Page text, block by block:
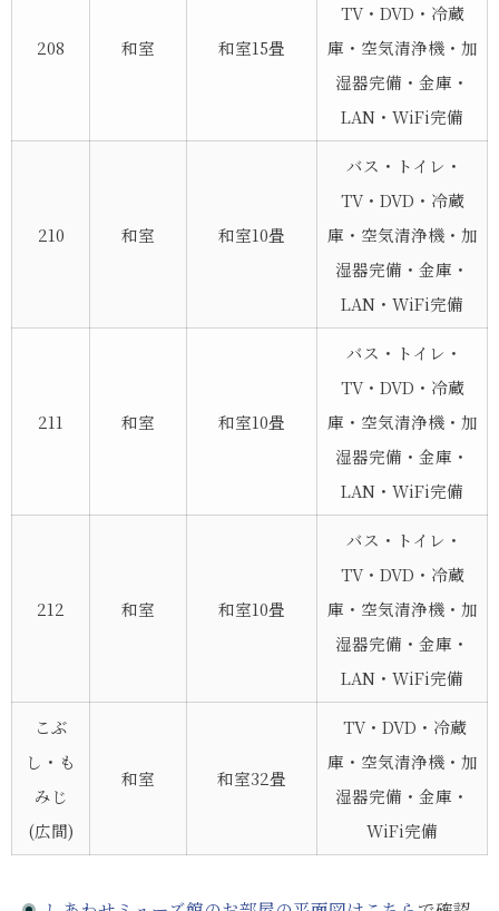
208 和室 和室15畳
TV・DVD・冷蔵
庫・空気清浄機・加
湿器完備・金庫・
LAN・WiFi完備
210 和室 和室10畳
バス・トイレ・
TV・DVD・冷蔵
庫・空気清浄機・加
湿器完備・金庫・
LAN・WiFi完備
211 和室 和室10畳
バス・トイレ・
TV・DVD・冷蔵
庫・空気清浄機・加
湿器完備・金庫・
LAN・WiFi完備
212 和室 和室10畳
バス・トイレ・
TV・DVD・冷蔵
庫・空気清浄機・加
湿器完備・金庫・
LAN・WiFi完備
こぶ
し・も
みじ
(広間)
和室 和室32畳
TV・DVD・冷蔵
庫・空気清浄機・加
湿器完備・金庫・
WiFi完備